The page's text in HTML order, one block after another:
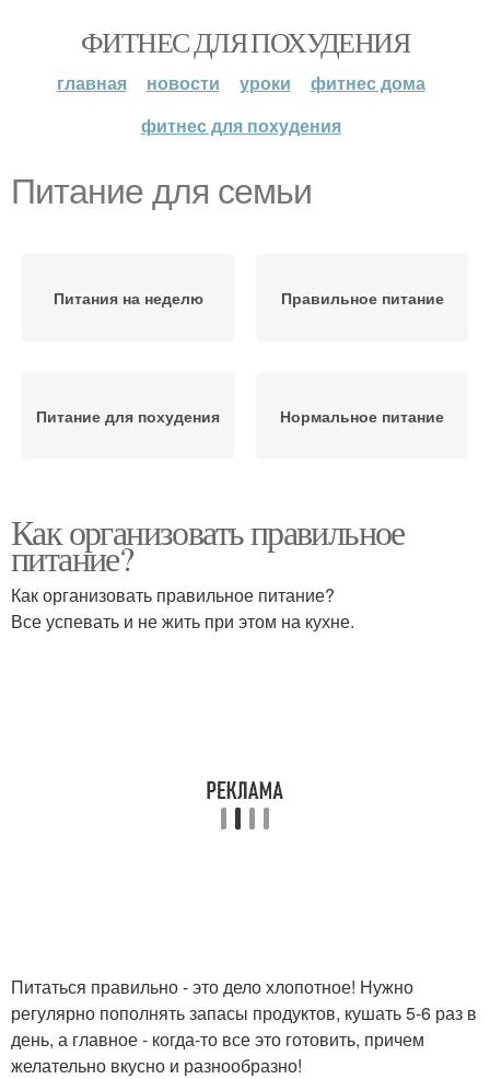
ФИТНЕС ДЛЯ ПОХУДЕНИЯ
главная новости уроки
фитнес дома
фитнес для похудения
Питание для семьи
Питания на неделю Правильное питание
Питание для похудения Нормальное питание
Как организовать правильное
питание?
Как организовать правильное питание?
Все успевать и не жить при этом на кухне.
Питаться правильно - это дело хлопотное! Нужно
регулярно пополнять запасы продуктов, кушать 5-6 раз в
день, а главное - когда-то все это готовить, причем
желательно вкусно и разнообразно!